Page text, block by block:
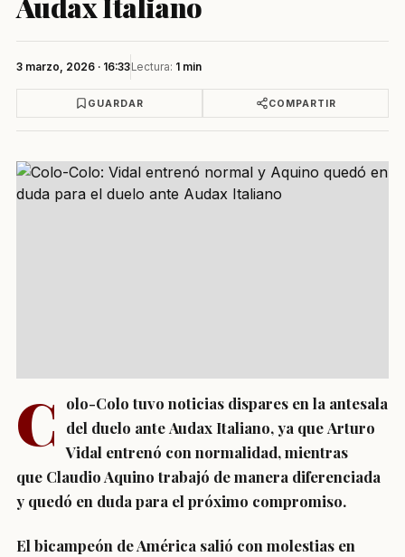
3 marzo, 2026 · 16:33Lectura: 1 min
GUARDAR COMPARTIR
C
olo-Colo tuvo noticias dispares en la antesala
del duelo ante Audax Italiano, ya que Arturo
Vidal entrenó con normalidad, mientras
que Claudio Aquino trabajó de manera diferenciada
y quedó en duda para el próximo compromiso.
El bicampeón de América salió con molestias en